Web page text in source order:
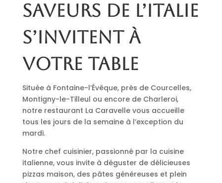
saveurs de l’Italie
s’invitent à
votre table
Située à Fontaine-l’Évêque, près de Courcelles,
Montigny-le-Tilleul ou encore de Charleroi,
notre restaurant La Caravelle vous accueille
tous les jours de la semaine à l’exception du
mardi.
Notre chef cuisinier, passionné par la cuisine
italienne, vous invite à déguster de délicieuses
pizzas maison, des pâtes généreuses et plein